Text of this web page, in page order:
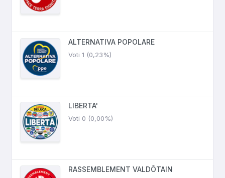
ALTERNATIVA POPOLARE
Voti 1 (0,23%)
LIBERTA'
Voti 0 (0,00%)
RASSEMBLEMENT VALDÔTAIN